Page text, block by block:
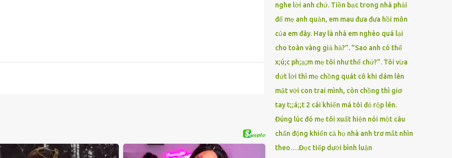
nghe lời anh chứ. Tiền bạc trong nhà phải
để mẹ anh quản, em mau đưa đưa hồi môn
của em đây. Hay là nhà em nghèo quá lại
cho toàn vàng giả hả?”. ”Sao anh có thể
x;ú;c ph;ạ;m mẹ tôi như thế chứ?”. Tôi vừa
dứt lời thì mẹ chồng quát cô khi dám lên
mặt với con trai mình, còn chồng thì giơ
tay t;;á;;t 2 cái khiến má tôi đỏ rộp lên.
Đúng lúc đó mẹ tôi xuất hiện nói một câu
chấn động khiến cả họ nhà anh trơ mắt nhìn
theo….Đọc tiếp dưới bình luận